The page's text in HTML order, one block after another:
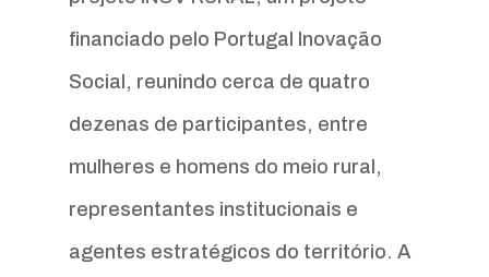
financiado pelo Portugal Inovação
Social, reunindo cerca de quatro
dezenas de participantes, entre
mulheres e homens do meio rural,
representantes institucionais e
agentes estratégicos do território. A